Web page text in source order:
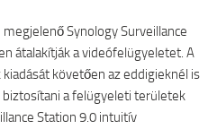
Synology Surveillance
átalakítják a videófelügyeletet. A
követően az eddigieknél is
a felügyeleti területek
Station 9.0 intuitív